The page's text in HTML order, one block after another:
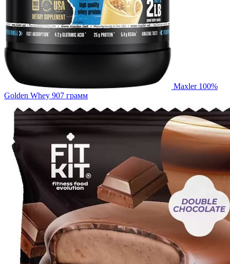
Maxler 100%
Golden Whey 907 грамм